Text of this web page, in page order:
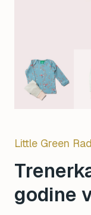
Little Green
godine